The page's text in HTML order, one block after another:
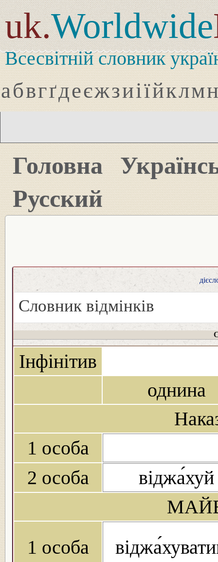
uk.Worldwide
Всесвітній словник
абвгґдеєжзиіїйклмн
Головна
Русский
Словник відмінків
Інфінітив
однина
1 особа
2 особа
віджа́хуй
1 особа